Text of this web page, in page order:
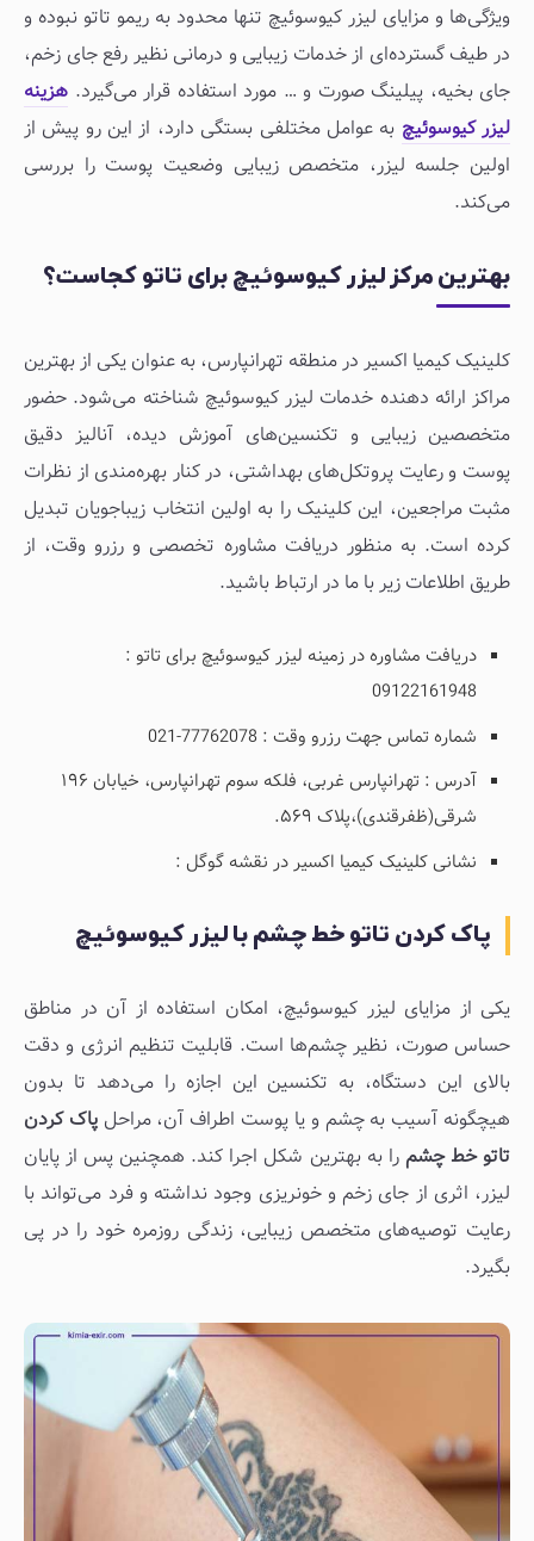
ویژگی‌ها و مزایای لیزر کیوسوئیچ تنها محدود به ریمو تاتو نبوده و
در طیف گسترده‌ای از خدمات زیبایی و درمانی نظیر رفع جای زخم،
جای بخیه، پیلینگ صورت و … مورد استفاده قرار می‌گیرد. هزینه
لیزر کیوسوئیچ به عوامل مختلفی بستگی دارد، از این رو پیش از
اولین جلسه لیزر، متخصص زیبایی وضعیت پوست را بررسی
می‌کند.
بهترین مرکز لیزر کیوسوئیچ برای تاتو کجاست؟
کلینیک کیمیا اکسیر در منطقه تهرانپارس، به عنوان یکی از بهترین
مراکز ارائه دهنده خدمات لیزر کیوسوئیچ شناخته می‌شود. حضور
متخصصین زیبایی و تکنسین‌های آموزش دیده، آنالیز دقیق
پوست و رعایت پروتکل‌های بهداشتی، در کنار بهره‌مندی از نظرات
مثبت مراجعین، این کلینیک را به اولین انتخاب زیباجویان تبدیل
کرده است. به منظور دریافت مشاوره تخصصی و رزرو وقت، از
طریق اطلاعات زیر با ما در ارتباط باشید.
دریافت مشاوره در زمینه لیزر کیوسوئیچ برای تاتو :
09122161948
شماره تماس جهت رزرو وقت : 77762078-021
آدرس : تهرانپارس غربی، فلکه سوم تهرانپارس، خیابان ۱۹۶
شرقی(ظفرقندی)،پلاک ۵۶۹.
نشانی کلینیک کیمیا اکسیر در نقشه گوگل :
پاک كردن تاتو خط چشم با لیزر کیوسوئیچ
یکی از مزایای لیزر کیوسوئیچ، امکان استفاده از آن در مناطق
حساس صورت، نظیر چشم‌ها است. قابلیت تنظیم انرژی و دقت
بالای این دستگاه، به تکنسین این اجازه را می‌دهد تا بدون
هیچگونه آسیب به چشم و یا پوست اطراف آن، مراحلپاک کردن
تاتو خط چشم را به بهترین شکل اجرا کند. همچنین پس از پایان
لیزر، اثری از جای زخم و خونریزی وجود نداشته و فرد می‌تواند با
رعایت توصیه‌های متخصص زیبایی، زندگی روزمره خود را در پی
بگیرد.